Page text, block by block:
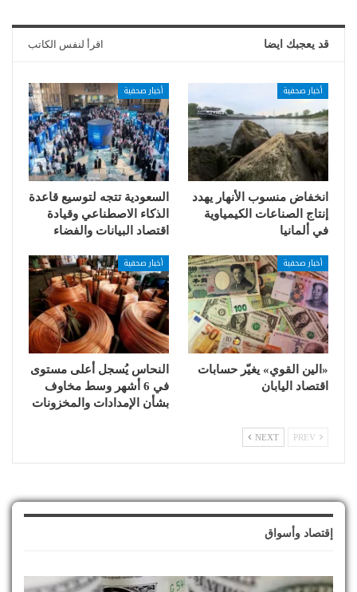
قد يعجبك ايضا اقرأ لنفس الكاتب
أخبار صحفية
انخفاض منسوب الأنهار يهدد
إنتاج الصناعات الكيمياوية
في ألمانيا
أخبار صحفية
السعودية تتجه لتوسيع قاعدة
الذكاء الاصطناعي وقيادة
اقتصاد البيانات والفضاء
أخبار صحفية
«الين القوي» يغيّر حسابات
اقتصاد اليابان
أخبار صحفية
النحاس يُسجل أعلى مستوى
في 6 أشهر وسط مخاوف
بشأن الإمدادات والمخزونات
NEXT
إقتصاد وأسواق